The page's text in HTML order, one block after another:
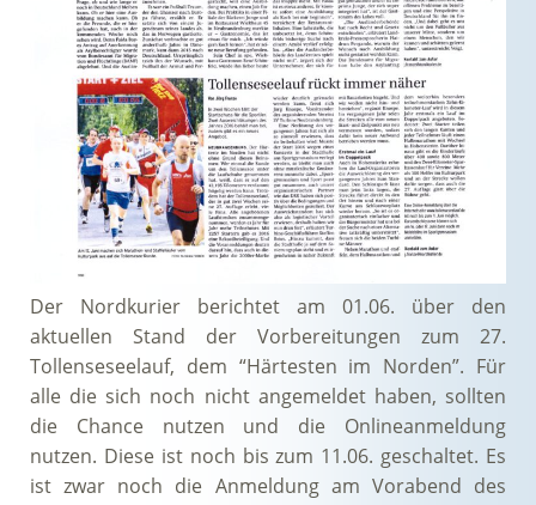
Der Nordkurier berichtet am 01.06. über den
aktuellen Stand der Vorbereitungen zum 27.
Tollenseseelauf, dem “Härtesten im Norden”. Für
alle die sich noch nicht angemeldet haben, sollten
die Chance nutzen und die Onlineanmeldung
nutzen. Diese ist noch bis zum 11.06. geschaltet. Es
ist zwar noch die Anmeldung am Vorabend des